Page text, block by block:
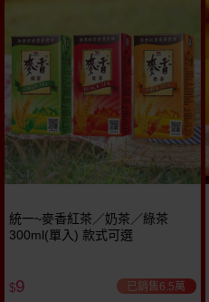
統一~麥香紅茶／奶茶／綠茶
300ml(單入) 款式可選
$9 已銷售6.5萬